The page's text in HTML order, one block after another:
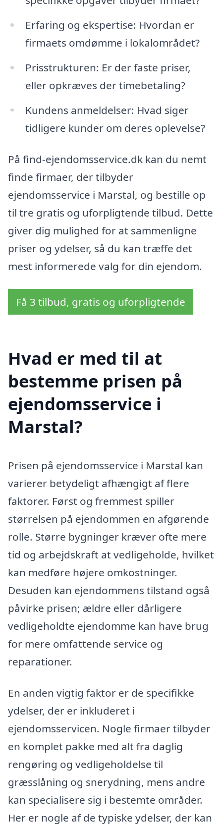
Erfaring og ekspertise: Hvordan er
firmaets omdømme i lokalområdet?
Prisstrukturen: Er der faste priser,
eller opkræves der timebetaling?
Kundens anmeldelser: Hvad siger
tidligere kunder om deres oplevelse?
På find-ejendomsservice.dk kan du nemt
finde firmaer, der tilbyder
ejendomsservice i Marstal, og bestille op
til tre gratis og uforpligtende tilbud. Dette
giver dig mulighed for at sammenligne
priser og ydelser, så du kan træffe det
mest informerede valg for din ejendom.
Få 3 tilbud, gratis og uforpligtende
Hvad er med til at
bestemme prisen på
ejendomsservice i
Marstal?
Prisen på ejendomsservice i Marstal kan
varierer betydeligt afhængigt af flere
faktorer. Først og fremmest spiller
størrelsen på ejendommen en afgørende
rolle. Større bygninger kræver ofte mere
tid og arbejdskraft at vedligeholde, hvilket
kan medføre højere omkostninger.
Desuden kan ejendommens tilstand også
påvirke prisen; ældre eller dårligere
vedligeholdte ejendomme kan have brug
for mere omfattende service og
reparationer.
En anden vigtig faktor er de specifikke
ydelser, der er inkluderet i
ejendomsservicen. Nogle firmaer tilbyder
en komplet pakke med alt fra daglig
rengøring og vedligeholdelse til
græsslåning og snerydning, mens andre
kan specialisere sig i bestemte områder.
Her er nogle af de typiske ydelser, der kan